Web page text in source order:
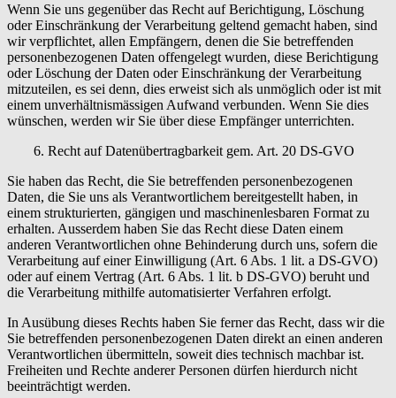
Wenn Sie uns gegenüber das Recht auf Berichtigung, Löschung
oder Einschränkung der Verarbeitung geltend gemacht haben, sind
wir verpflichtet, allen Empfängern, denen die Sie betreffenden
personenbezogenen Daten offengelegt wurden, diese Berichtigung
oder Löschung der Daten oder Einschränkung der Verarbeitung
mitzuteilen, es sei denn, dies erweist sich als unmöglich oder ist mit
einem unverhältnismässigen Aufwand verbunden. Wenn Sie dies
wünschen, werden wir Sie über diese Empfänger unterrichten.
6. Recht auf Datenübertragbarkeit gem. Art. 20 DS-GVO
Sie haben das Recht, die Sie betreffenden personenbezogenen
Daten, die Sie uns als Verantwortlichem bereitgestellt haben, in
einem strukturierten, gängigen und maschinenlesbaren Format zu
erhalten. Ausserdem haben Sie das Recht diese Daten einem
anderen Verantwortlichen ohne Behinderung durch uns, sofern die
Verarbeitung auf einer Einwilligung (Art. 6 Abs. 1 lit. a DS-GVO)
oder auf einem Vertrag (Art. 6 Abs. 1 lit. b DS-GVO) beruht und
die Verarbeitung mithilfe automatisierter Verfahren erfolgt.
In Ausübung dieses Rechts haben Sie ferner das Recht, dass wir die
Sie betreffenden personenbezogenen Daten direkt an einen anderen
Verantwortlichen übermitteln, soweit dies technisch machbar ist.
Freiheiten und Rechte anderer Personen dürfen hierdurch nicht
beeinträchtigt werden.